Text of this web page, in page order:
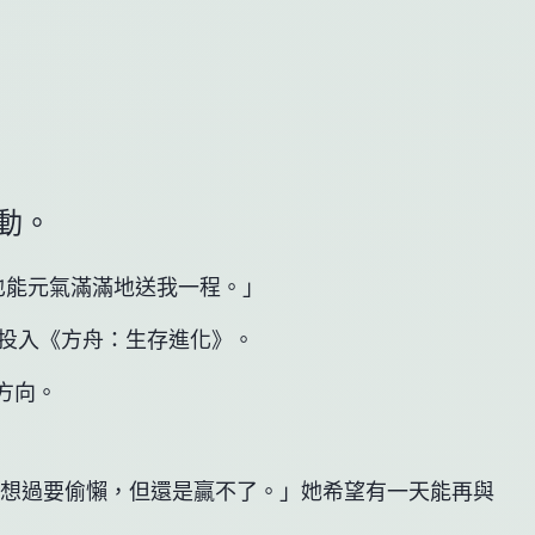
。
元氣滿滿地送我一程。」
入《方舟：生存進化》。
向。
過要偷懶，但還是贏不了。」她希望有一天能再與